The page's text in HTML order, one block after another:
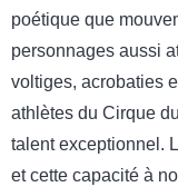
poétique que
personnages aussi
voltiges, acrobaties
athlètes du Cirque
talent exceptionnel.
et cette capacité à